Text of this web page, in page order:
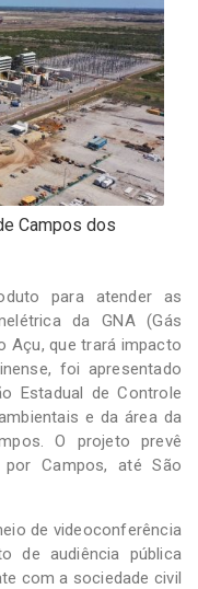
Campos dos
para atender as
da GNA (Gás
Açu, que trará impacto
foi apresentado
Estadual de Controle
e da área da
O projeto prevê
por Campos, até São
de videoconferência
de audiência pública
com a sociedade civil